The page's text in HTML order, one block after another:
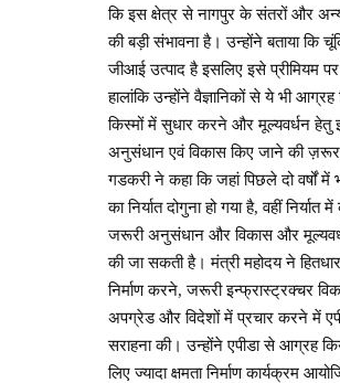
कि इस क्षेत्र से नागपुर के संतरों और
की बड़ी संभावना है। उन्होंने बताया कि
जीआई उत्पाद है इसलिए इसे प्रीमियम
हालांकि उन्होंने वैज्ञानिकों से ये भी
किस्मों में सुधार करने और मूल्यवर्धन हेतु
अनुसंधान एवं विकास किए जाने की
गडकरी ने कहा कि जहां पिछले दो वर्षों में
का निर्यात दोगुना हो गया है, वहीं निर्यात
जरूरी अनुसंधान और विकास और
की जा सकती है। मंत्री महोदय ने
निर्माण करने, जरूरी इन्फ्रास्ट्रक्चर
अपग्रेड और विदेशों में प्रचार करने में
सराहना की। उन्होंने एपीडा से आग्रह
लिए ज्यादा क्षमता निर्माण कार्यक्रम